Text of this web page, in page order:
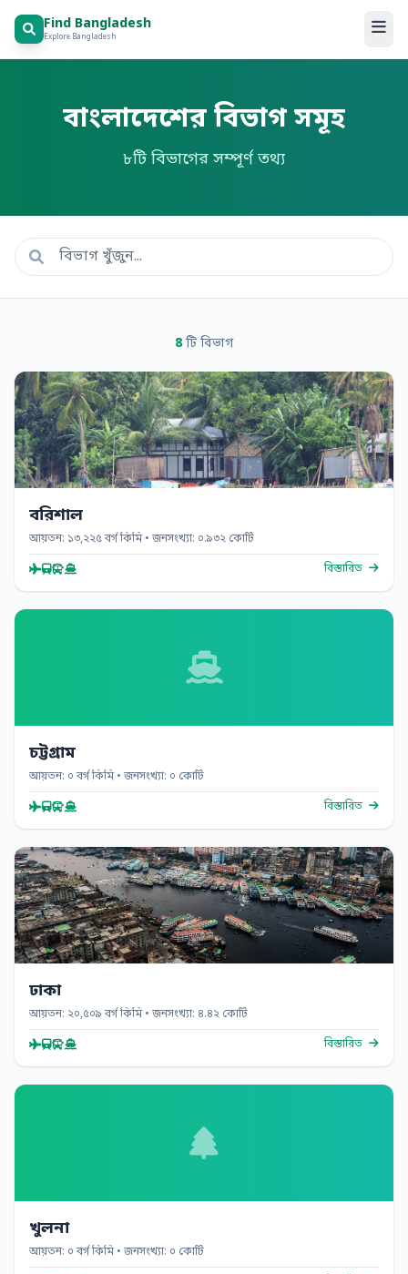
Find Bangladesh
Explore Bangladesh
বাংলাদেশের বিভাগ সমূহ
৮টি বিভাগের সম্পূর্ণ তথ্য
8টি বিভাগ
বরিশাল
আয়তন: ১৩,২২৫ বর্গ কিমি • জনসংখ্যা: ০.৯৩২ কোটি
বিস্তারিত
চট্টগ্রাম
আয়তন: ০ বর্গ কিমি • জনসংখ্যা: ০ কোটি
বিস্তারিত
ঢাকা
আয়তন: ২০,৫০৯ বর্গ কিমি • জনসংখ্যা: ৪.৪২ কোটি
বিস্তারিত
খুলনা
আয়তন: ০ বর্গ কিমি • জনসংখ্যা: ০ কোটি